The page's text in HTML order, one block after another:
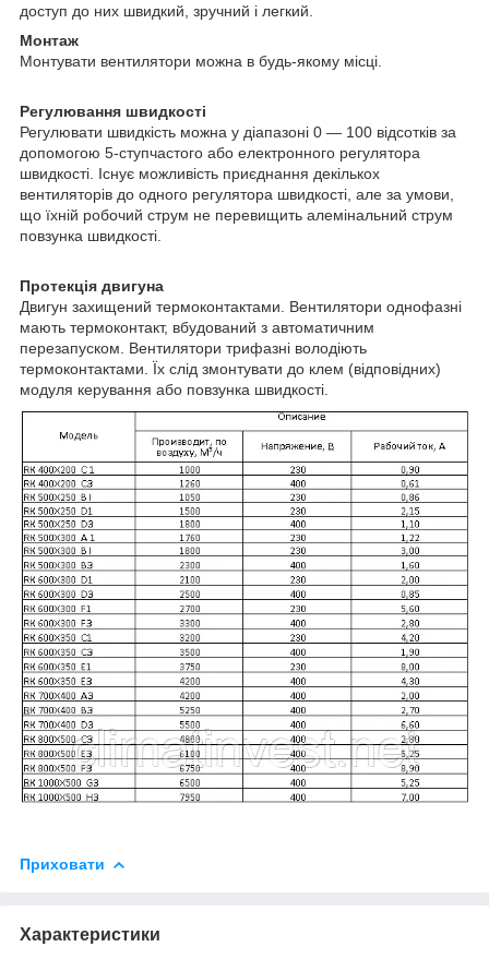
доступ до них швидкий, зручний і легкий.
Монтаж
Монтувати вентилятори можна в будь-якому місці.
Регулювання швидкості
Регулювати швидкість можна у діапазоні 0 — 100 відсотків за
допомогою 5-ступчастого або електронного регулятора
швидкості. Існує можливість приєднання декількох
вентиляторів до одного регулятора швидкості, але за умови,
що їхній робочий струм не перевищить алемінальний струм
повзунка швидкості.
Протекція двигуна
Двигун захищений термоконтактами. Вентилятори однофазні
мають термоконтакт, вбудований з автоматичним
перезапуском. Вентилятори трифазні володіють
термоконтактами. Їх слід змонтувати до клем (відповідних)
модуля керування або повзунка швидкості.
Приховати
Характеристики